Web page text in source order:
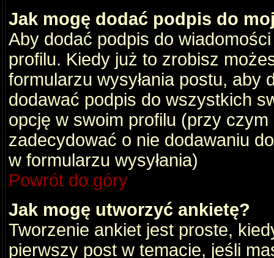
Jak mogę dodać podpis do
Aby dodać podpis do
profilu. Kiedy już to zrobisz
formularzu wysyłania postu,
dodawać podpis do wszystkich
opcję w swoim profilu (przy
zadecydować o nie dodawaniu
w formularzu wysyłania)
Powrót do góry
Jak mogę utworzyć ankietę?
Tworzenie ankiet jest proste,
pierwszy post w temacie, jeśli